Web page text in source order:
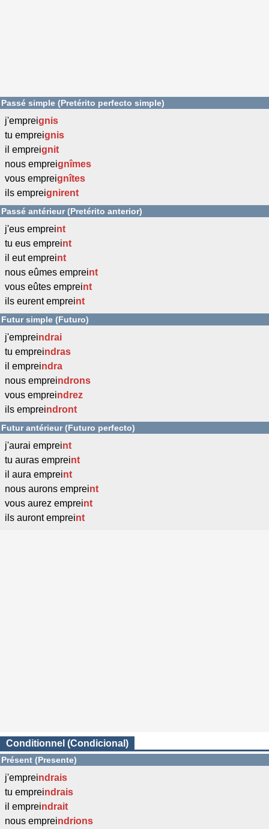
Passé simple (Pretérito perfecto simple)
j'empreignis
tu empreignis
il empreignit
nous empreignîmes
vous empreignîtes
ils empreignirent
Passé antérieur (Pretérito anterior)
j'eus empreint
tu eus empreint
il eut empreint
nous eûmes empreint
vous eûtes empreint
ils eurent empreint
Futur simple (Futuro)
j'empreindrai
tu empreindras
il empreindra
nous empreindrons
vous empreindrez
ils empreindront
Futur antérieur (Futuro perfecto)
j'aurai empreint
tu auras empreint
il aura empreint
nous aurons empreint
vous aurez empreint
ils auront empreint
Conditionnel (Condicional)
Présent (Presente)
j'empreindrais
tu empreindrais
il empreindrait
nous empreindrions